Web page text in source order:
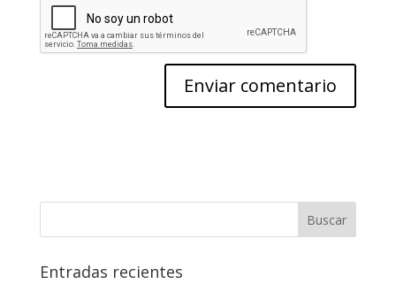
Entradas recientes